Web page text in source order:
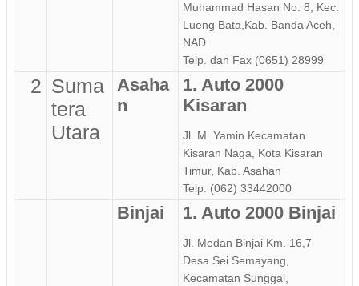
Muhammad Hasan No. 8, Kec.
Lueng Bata,Kab. Banda Aceh,
NAD
Telp. dan Fax (0651) 28999
2 Suma
tera
Utara
Asaha
n
1. Auto 2000
Kisaran
Jl. M. Yamin Kecamatan
Kisaran Naga, Kota Kisaran
Timur, Kab. Asahan
Telp. (062) 33442000
Binjai 1. Auto 2000 Binjai
Jl. Medan Binjai Km. 16,7
Desa Sei Semayang,
Kecamatan Sunggal,